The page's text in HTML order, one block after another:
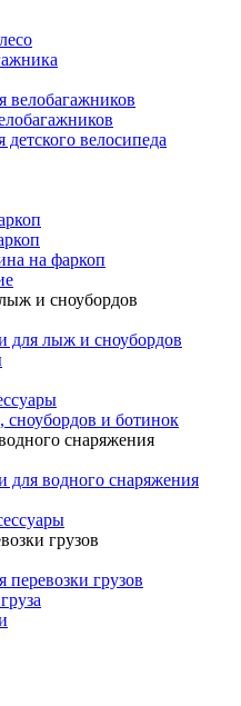
велобагажников
детского велосипеда
на фаркоп
и сноубордов
для лыж и сноубордов
и ботинок
снаряжения
для водного снаряжения
грузов
перевозки грузов